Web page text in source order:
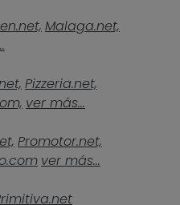
Malaga.net,
Pizzeria.net,
ver más...
Promotor.net,
ver más...